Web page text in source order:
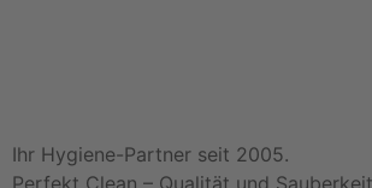
Ihr Hygiene-Partner seit 2005.
Perfekt Clean – Qualität und